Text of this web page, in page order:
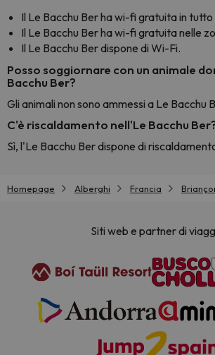
Il Le Bacchu Ber ha wi-fi gratuita in
Il Le Bacchu Ber ha wi-fi gratuita nelle
Il Le Bacchu Ber dispone di Wi-Fi.
Posso soggiornare con un animale
Bacchu Ber?
Gli animali non sono ammessi a Le Bacchu
C'è riscaldamento nell'Le Bacchu
Sì, l'Le Bacchu Ber dispone di
Homepage Alberghi Francia
Siti web e partner di